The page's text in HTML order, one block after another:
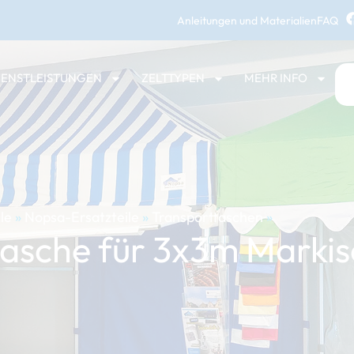
Anleitungen und MaterialienFAQ
ZELTTYPEN MEHR INFO
» » Transporttaschen»
für 3x3m